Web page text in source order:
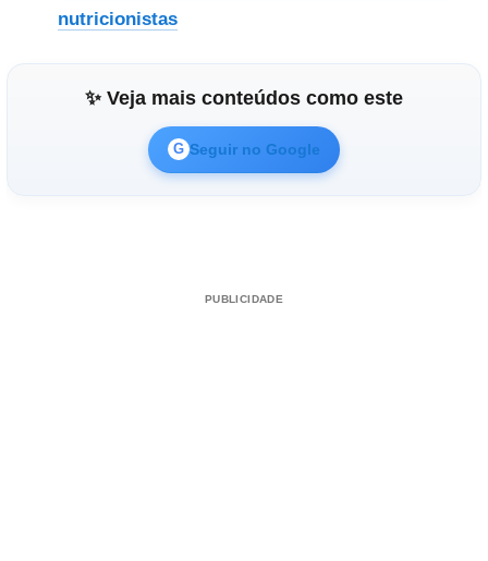
nutricionistas
✨ Veja mais conteúdos como este
G Seguir no Google
PUBLICIDADE